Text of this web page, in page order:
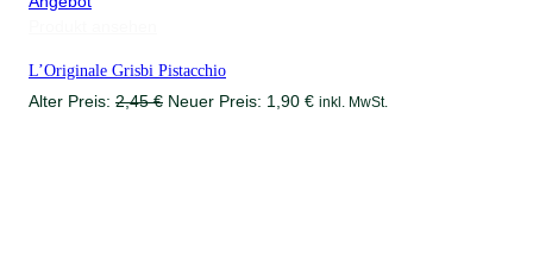
L’Originale Grisbi Pistacchio
Alter Preis: 2,45€ Ursprünglicher
Neuer Preis: 1,90 €Aktueller
inkl. MwSt.